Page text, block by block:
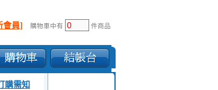
會員] 購物車中有 件商品
購需知